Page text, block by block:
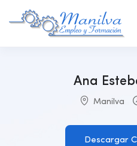
Ana
Manilva
Descargar